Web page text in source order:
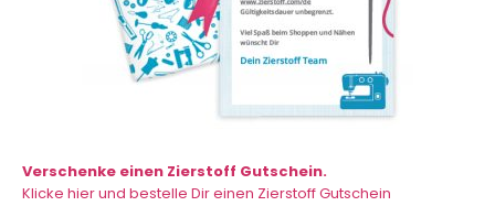
Verschenke einen Zierstoff Gutschein.
Klicke hier und bestelle Dir einen Zierstoff Gutschein